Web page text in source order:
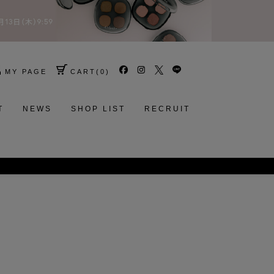
MY PAGE CART ( 0 )
NEWS SHOP LIST RECRUIT